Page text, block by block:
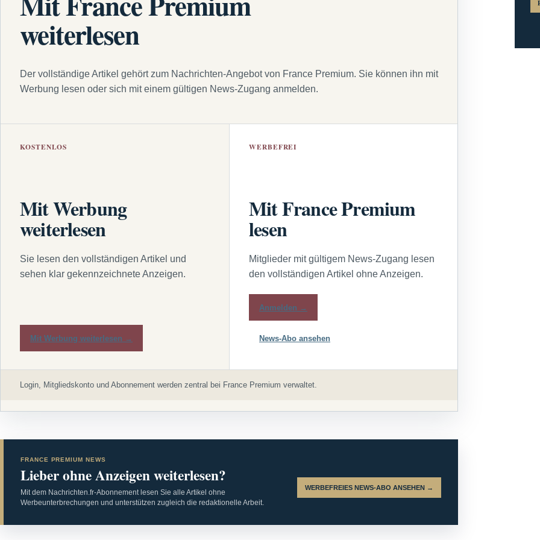
weiterlesen
Der vollständige Artikel gehört zum Nachrichten-Angebot von France Premium. Sie können ihn mit
Werbung lesen oder sich mit einem gültigen News-Zugang anmelden.
KOSTENLOS
Mit Werbung
weiterlesen
Sie lesen den vollständigen Artikel und
sehen klar gekennzeichnete Anzeigen.
Mit Werbung weiterlesen →
WERBEFREI
Mit France Premium
lesen
Mitglieder mit gültigem News-Zugang lesen
den vollständigen Artikel ohne Anzeigen.
Anmelden →
News-Abo ansehen
Login, Mitgliedskonto und Abonnement werden zentral bei France Premium verwaltet.
FRANCE PREMIUM NEWS
Lieber ohne Anzeigen weiterlesen?
Mit dem Nachrichten.fr-Abonnement lesen Sie alle Artikel ohne
Werbeunterbrechungen und unterstützen zugleich die redaktionelle Arbeit.
WERBEFREIES NEWS-ABO ANSEHEN →